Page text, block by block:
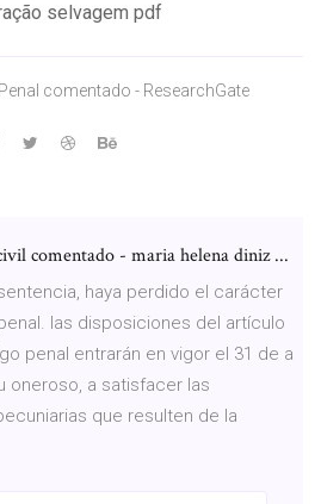
selvagem pdf
comentado - ResearchGate
comentado - maria helena diniz ...
haya perdido el carácter
las disposiciones del artículo
penal entrarán en vigor el 31 de a
oneroso, a satisfacer las
que resulten de la